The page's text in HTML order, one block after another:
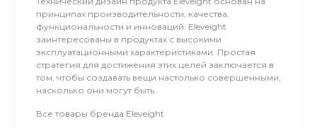
принципах производительности, качества,
функциональности и инноваций. Eleveight
заинтересованы в продуктах с высокими
эксплуатационными характеристиками. Простая
стратегия для достижения этих целей заключается в
том, чтобы создавать вещи настолько совершенными,
насколько они могут быть.
Все товары бренда Eleveight